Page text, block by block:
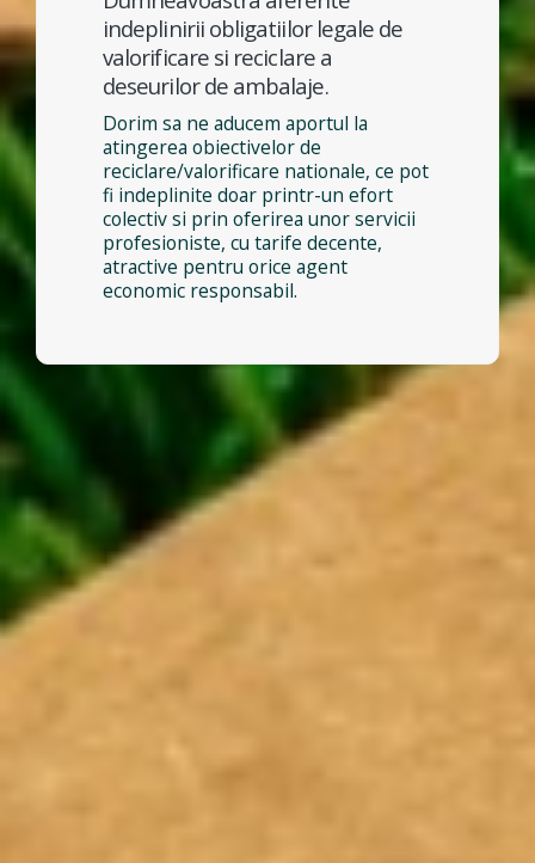
indeplinirii obligatiilor legale de
valorificare si reciclare a
deseurilor de ambalaje.
Dorim sa ne aducem aportul la
atingerea obiectivelor de
reciclare/valorificare nationale, ce pot
fi indeplinite doar printr-un efort
colectiv si prin oferirea unor servicii
profesioniste, cu tarife decente,
atractive pentru orice agent
economic responsabil.